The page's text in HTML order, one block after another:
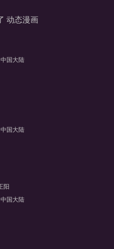
动态漫画
中国大陆
中国大陆
阳
中国大陆